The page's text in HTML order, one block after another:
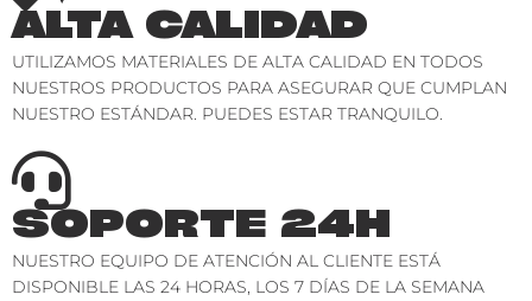
ALTA CALIDAD
UTILIZAMOS MATERIALES DE ALTA CALIDAD EN TODOS
NUESTROS PRODUCTOS PARA ASEGURAR QUE CUMPLAN
NUESTRO ESTÁNDAR. PUEDES ESTAR TRANQUILO.
SOPORTE 24H
NUESTRO EQUIPO DE ATENCIÓN AL CLIENTE ESTÁ
DISPONIBLE LAS 24 HORAS, LOS 7 DÍAS DE LA SEMANA